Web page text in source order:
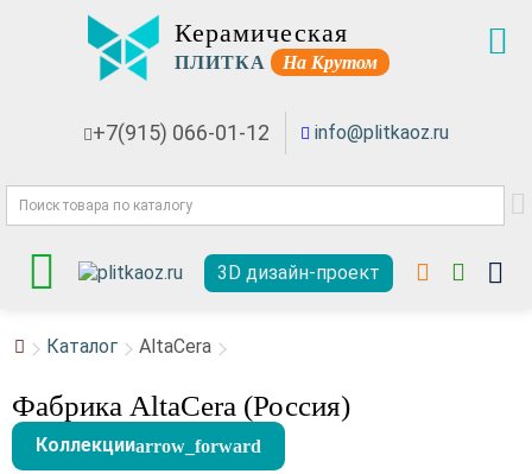
Керамическая
ПЛИТКА На Крутом
+7(915) 066-01-12 info@plitkaoz.ru
3D дизайн-проект
Каталог AltaCera
Фабрика AltaCera (Россия)
Коллекции